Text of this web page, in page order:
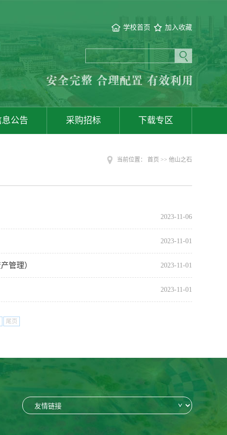
学校首页 加入收藏
息公告 采购招标 下载专区
当前位置： 首页 >> 他山之石
2023-11-06
2023-11-01
管理） 2023-11-01
2023-11-01
尾页